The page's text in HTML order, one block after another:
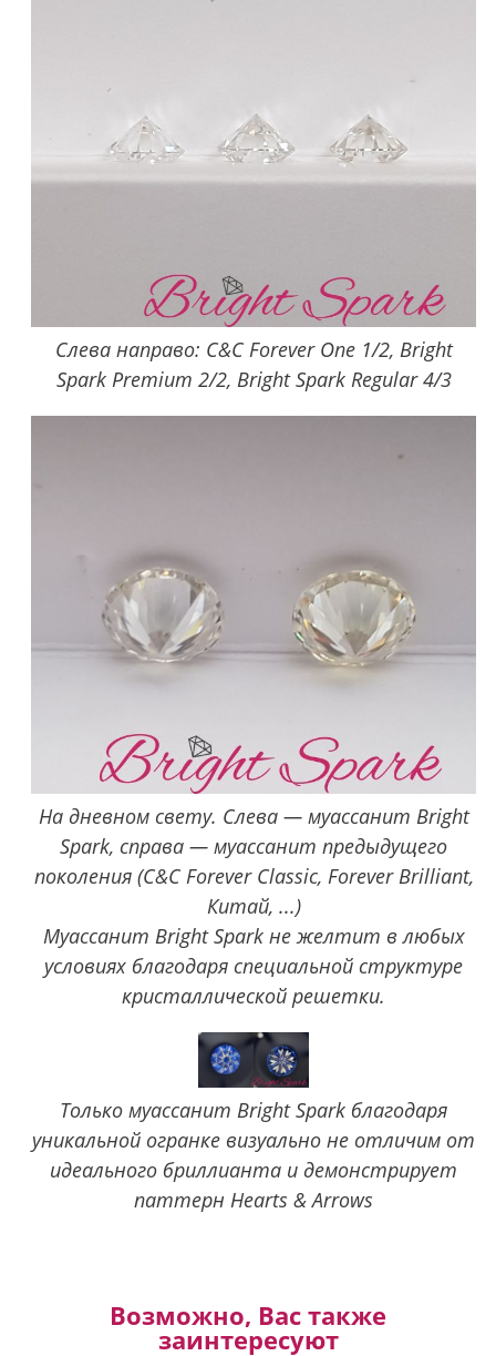
Слева направо: C&C Forever One 1/2, Bright
Spark Premium 2/2, Bright Spark Regular 4/3
На дневном свету. Слева — муассанит Bright
Spark, справа — муассанит предыдущего
поколения (C&C Forever Classic, Forever Brilliant,
Китай, ...)
Муассанит Bright Spark не желтит в любых
условиях благодаря специальной структуре
кристаллической решетки.
Только муассанит Bright Spark благодаря
уникальной огранке визуально не отличим от
идеального бриллианта и демонстрирует
паттерн Hearts & Arrows
Возможно, Вас также
заинтересуют